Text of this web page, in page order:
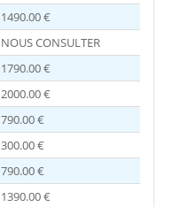
1490.00 €
NOUS CONSULTER
1790.00 €
2000.00 €
790.00 €
300.00 €
790.00 €
1390.00 €